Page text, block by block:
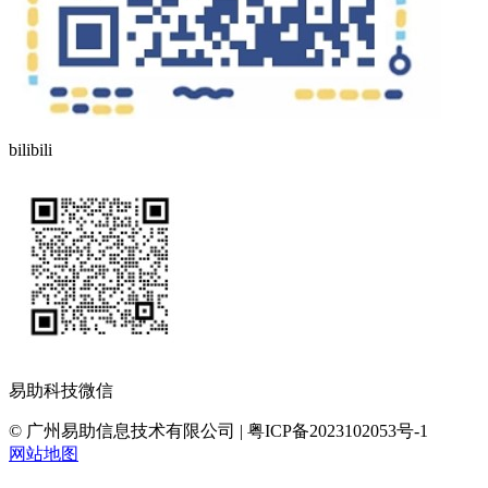
bilibili
易助科技微信
© 广州易助信息技术有限公司 | 粤ICP备2023102053号-1
网站地图